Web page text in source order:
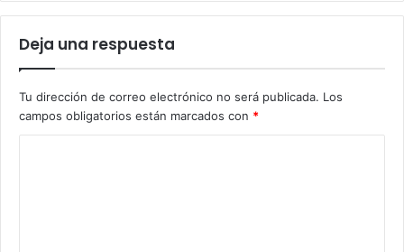
Deja una respuesta
Tu dirección de correo electrónico no será publicada. Los
campos obligatorios están marcados con *